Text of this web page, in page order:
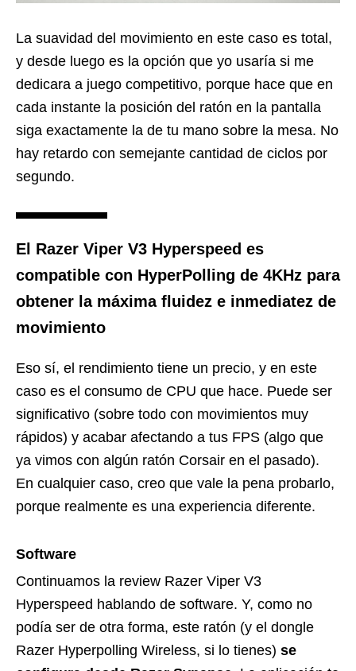
La suavidad del movimiento en este caso es total,
y desde luego es la opción que yo usaría si me
dedicara a juego competitivo, porque hace que en
cada instante la posición del ratón en la pantalla
siga exactamente la de tu mano sobre la mesa. No
hay retardo con semejante cantidad de ciclos por
segundo.
El Razer Viper V3 Hyperspeed es
compatible con HyperPolling de 4KHz para
obtener la máxima fluidez e inmediatez de
movimiento
Eso sí, el rendimiento tiene un precio, y en este
caso es el consumo de CPU que hace. Puede ser
significativo (sobre todo con movimientos muy
rápidos) y acabar afectando a tus FPS (algo que
ya vimos con algún ratón Corsair en el pasado).
En cualquier caso, creo que vale la pena probarlo,
porque realmente es una experiencia diferente.
Software
Continuamos la review Razer Viper V3
Hyperspeed hablando de software. Y, como no
podía ser de otra forma, este ratón (y el dongle
Razer Hyperpolling Wireless, si lo tienes) se